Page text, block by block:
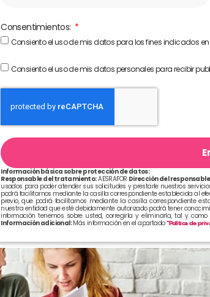
Consentimientos:
Consiento el uso de mis datos para los fines indicados
Consiento el uso de mis datos personales para recibir
Información básica sobre protección de datos:
Responsable del tratamiento:AESRAFOR Dirección del
usados para poder atender sus solicitudes y prestarle nuestros
podrá facilitarnos mediante la casilla correspondiente establecida al
previo, que podrá facilitarnos mediante la casilla correspondiente
nuestra entidad que esté debidamente autorizado podrá tener
información tenemos sobre usted, corregirla y eliminarla, tal y
Información adicional:Más información en el apartado“Política de